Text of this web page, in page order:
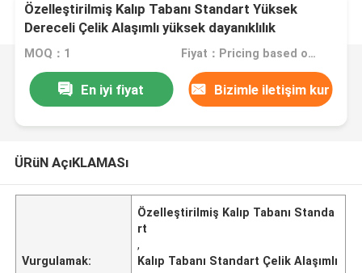
Özelleştirilmiş Kalıp Tabanı Standart Yüksek
Dereceli Çelik Alaşımlı yüksek dayanıklılık
MOQ：1 Fiyat：Pricing based on weight and material
En iyi fiyat Bizimle iletişim kur
ÜRüN AçıKLAMASı
Vurgulamak:
Özelleştirilmiş Kalıp Tabanı Standa
rt
,
Kalıp Tabanı Standart Çelik Alaşımlı